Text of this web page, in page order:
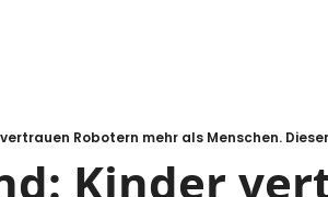
Kinder